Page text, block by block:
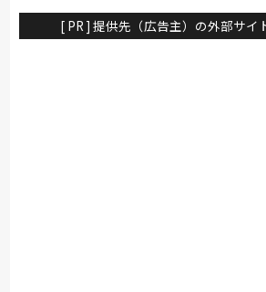
心して頂けるように専門のスタッフ
が親切丁寧にご案内致します！ 専
[ PR ] 提供先（広告主）の外部サイ